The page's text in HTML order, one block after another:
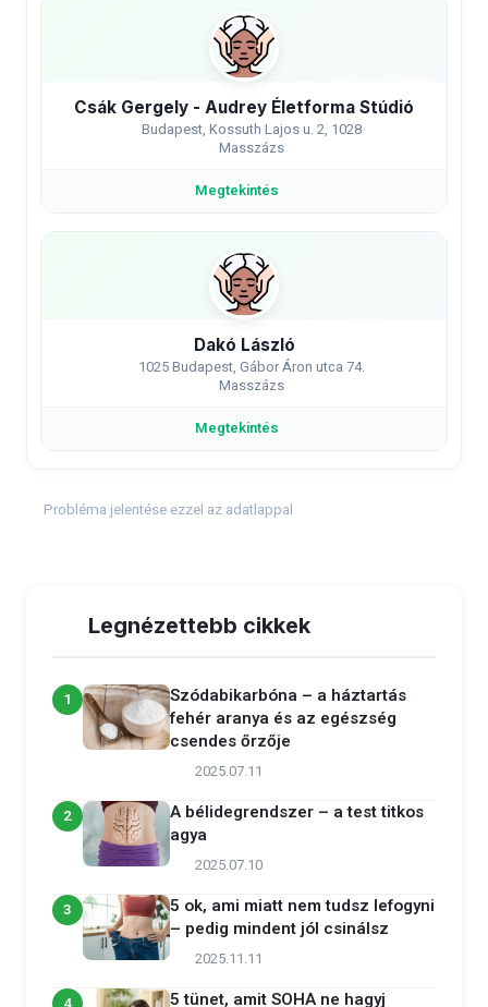
Csák Gergely - Audrey Életforma Stúdió
Budapest, Kossuth Lajos u. 2, 1028
Masszázs
Megtekintés
Dakó László
1025 Budapest, Gábor Áron utca 74.
Masszázs
Megtekintés
Probléma jelentése ezzel az adatlappal
Legnézettebb cikkek
1
Szódabikarbóna – a háztartás
fehér aranya és az egészség
csendes őrzője
2025.07.11
2
A bélidegrendszer – a test titkos
agya
2025.07.10
3
5 ok, ami miatt nem tudsz lefogyni
– pedig mindent jól csinálsz
2025.11.11
5 tünet, amit SOHA ne hagyj